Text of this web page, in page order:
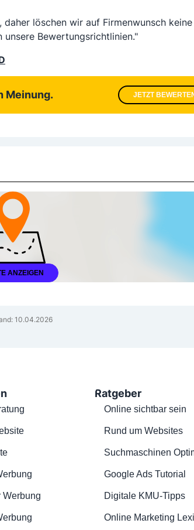
löschen wir auf Firmenwunsch
Bewertungsrichtlinien."
Meinung. JETZT
ANZEIGEN
10.04.2026
Werbung
Ratgeber
Online sichtbar sein
Rund um Websites
Suchmaschinen
Google Ads Tutorial
Digitale KMU-Tipps
Online Marketing